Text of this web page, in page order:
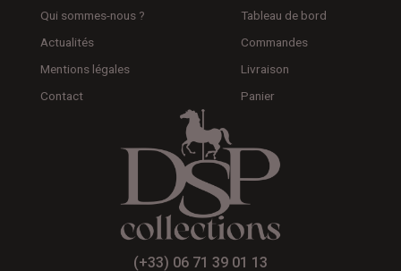
Qui sommes-nous ?
Actualités
Mentions légales
Contact
Tableau de bord
Commandes
Livraison
Panier
(+33) 06 71 39 01 13